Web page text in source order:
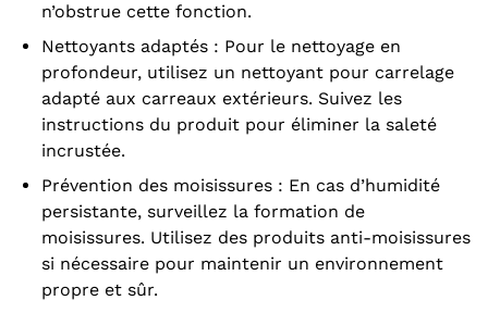
n’obstrue cette fonction.
Nettoyants adaptés : Pour le nettoyage en
profondeur, utilisez un nettoyant pour carrelage
adapté aux carreaux extérieurs. Suivez les
instructions du produit pour éliminer la saleté
incrustée.
Prévention des moisissures : En cas d’humidité
persistante, surveillez la formation de
moisissures. Utilisez des produits anti-moisissures
si nécessaire pour maintenir un environnement
propre et sûr.